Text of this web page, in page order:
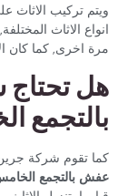
ويتم تركيب الاثاث
انواع الاثاث
مرة اخرى, كما كان
هل
بالتجمع
كما تقوم شركة
عفش بالتجمع